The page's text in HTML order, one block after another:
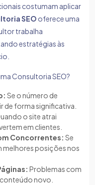
costumam aplicar
SEO oferece uma
trabalha
estratégias às
Consultoria SEO?
Se o número de
de forma significativa.
o site atrai
em clientes.
Concorrentes: Se
melhores posições nos
Problemas com
novo.